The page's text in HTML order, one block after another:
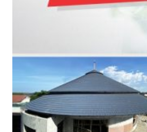
GỖ NHÂN TẠO NAM SOON
GỖ SINH THÁI NOVANO